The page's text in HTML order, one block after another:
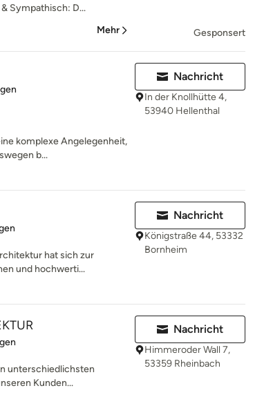
Sympathisch: D...
Mehr Gesponsert
5 Sternen
komplexe Angelegenheit,
b...
Nachricht
In der Knollhütte 4,
53940 Hellenthal
von 5 Sternen
hat sich zur
und hochwerti...
Nachricht
Königstraße 44, 53332
Bornheim
von 5 Sternen
unterschiedlichsten
Kunden...
Nachricht
Himmeroder Wall 7,
53359 Rheinbach